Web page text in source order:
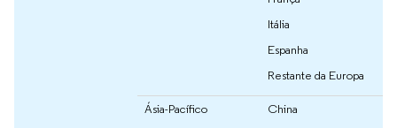
Itália
Espanha
Restante da Europa
Ásia-Pacífico
China